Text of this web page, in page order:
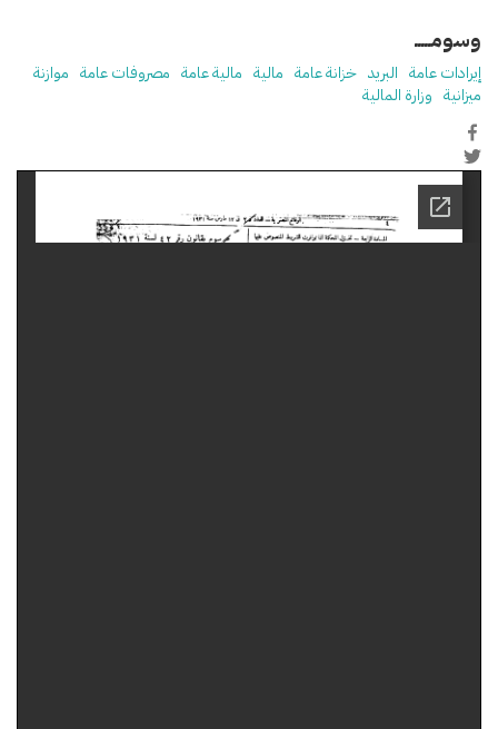
وسومـــــ
إيرادات عامة البريد خزانة عامة مالية مالية عامة مصروفات عامة موازنة
ميزانية وزارة المالية